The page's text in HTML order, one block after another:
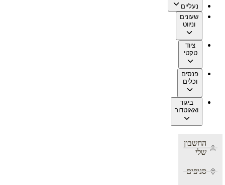
נעליים
שעונים
וניווט
ציוד
טקטי
פנסים
וכלים
ביגוד
ואאוטדור
החשבון
שלי
סניפים